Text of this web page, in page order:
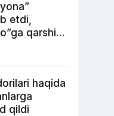
etdi,
qarshi
haqida
qildi